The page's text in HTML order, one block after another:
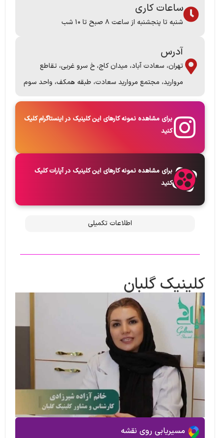
ساعات کاری
شنبه تا پنجشنبه از ساعت ٨ صبح تا ١٠ شب
آدرس
تهران، سعادت آباد، میدان کاج، خ سرو غربی، تقاطع
مروارید، مجتمع مروارید سعادت، طبقه همکف، واحد سوم
برای مشاهده نمونه کارهای این کلینیک در اینستاگرام کلیک
کنید
برای مشاهده نمونه کارهای این کلینیک در آپارات کلیک
کنید
اطلاعات تکمیلی
کلینیک گلبان
مسیریابی روی نقشه